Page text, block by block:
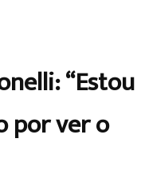
“Estou
por ver o